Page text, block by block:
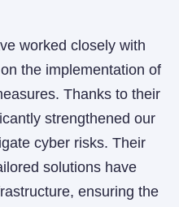
worked closely with
the implementation of
Thanks to their
strengthened our
cyber risks. Their
solutions have
ensuring the